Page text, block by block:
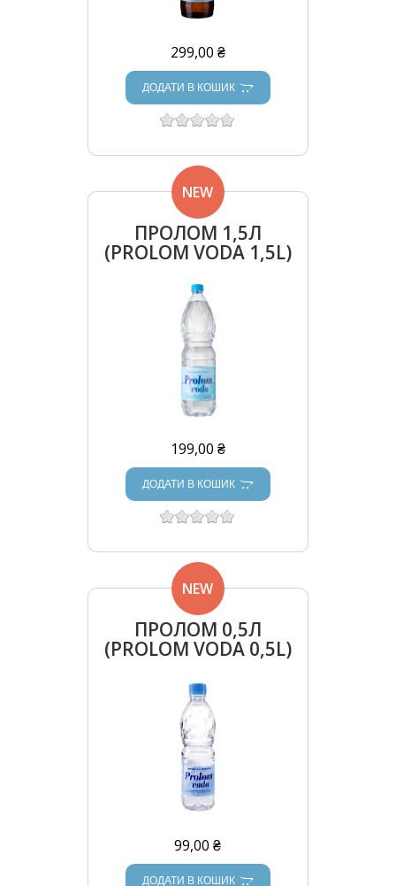
299,00 ₴
ДОДАТИ В КОШИК
ПРОЛОМ 1,5Л
(PROLOM VODA 1,5L)
NEW
199,00 ₴
ДОДАТИ В КОШИК
ПРОЛОМ 0,5Л
(PROLOM VODA 0,5L)
NEW
99,00 ₴
ДОДАТИ В КОШИК